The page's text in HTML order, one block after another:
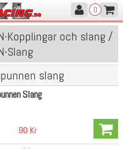
0
Kopplingar och slang /
Slang
slang
Slang
90 Kr